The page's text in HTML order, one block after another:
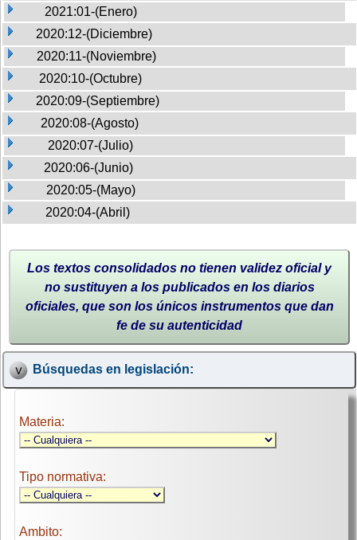
2021:01-(Enero)
2020:12-(Diciembre)
2020:11-(Noviembre)
2020:10-(Octubre)
2020:09-(Septiembre)
2020:08-(Agosto)
2020:07-(Julio)
2020:06-(Junio)
2020:05-(Mayo)
2020:04-(Abril)
Los textos consolidados no tienen validez oficial y
no sustituyen a los publicados en los diarios
oficiales, que son los únicos instrumentos que dan
fe de su autenticidad
Búsquedas en legislación:
Materia:
Tipo normativa:
Ambito: